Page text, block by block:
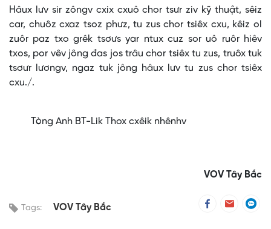
Hâux lưv sir zôngv cxix cxuô chor tsưr ziv kỹ thuật, sêiz
car, chuôz cxaz tsoz phưz, tu zus chor tsiêx cxu, kêiz ol
zuôr paz txo grêk tsơưs yar ntux cuz sor uô ruôr hiêv
txos, por vêv jông đas jos trâu chor tsiêx tu zus, truôx tuk
tsơưr lươngv, ngaz tuk jông hâux lưv tu zus chor tsiêx
cxu./.
Tòng Anh BT-Lik Thox cxêik nhênhv
VOV Tây Bắc
Tags: VOV Tây Bắc